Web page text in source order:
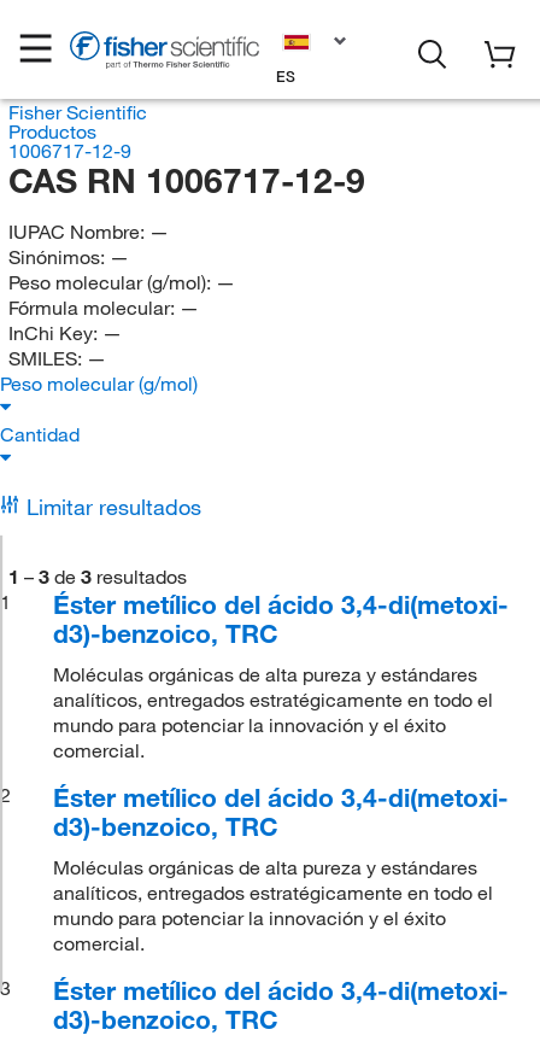
ES
Fisher Scientific
Productos
1006717-12-9
CAS RN 1006717-12-9
IUPAC Nombre: —
Sinónimos: —
Peso molecular (g/mol): —
Fórmula molecular: —
InChi Key: —
SMILES: —
Peso molecular (g/mol)
Cantidad
Limitar resultados
1 – 3 de 3 resultados
1
Éster metílico del ácido 3,4-di(metoxi-
d3)-benzoico, TRC
Moléculas orgánicas de alta pureza y estándares
analíticos, entregados estratégicamente en todo el
mundo para potenciar la innovación y el éxito
comercial.
2
Éster metílico del ácido 3,4-di(metoxi-
d3)-benzoico, TRC
Moléculas orgánicas de alta pureza y estándares
analíticos, entregados estratégicamente en todo el
mundo para potenciar la innovación y el éxito
comercial.
3
Éster metílico del ácido 3,4-di(metoxi-
d3)-benzoico, TRC